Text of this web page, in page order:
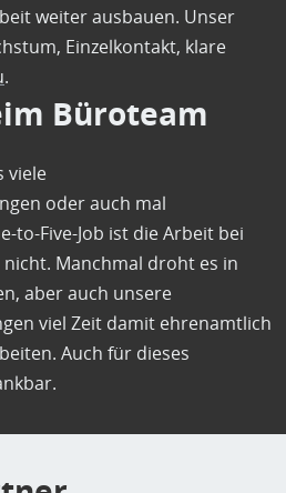
weiter ausbauen. Unser
Einzelkontakt, klare
.
Büroteam
viele
oder auch mal
to-Five-Job ist die Arbeit bei
Manchmal droht es in
aber auch unsere
viel Zeit damit ehrenamtlich
Auch für dieses